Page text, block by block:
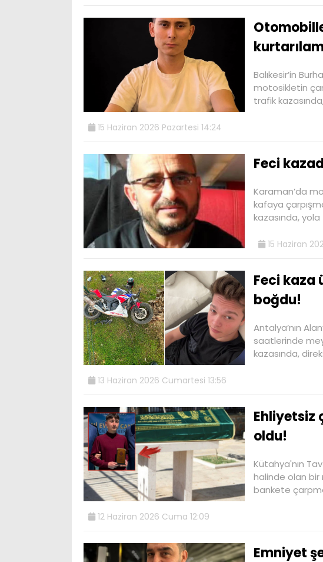
Balıkesir’in
motosikletin
trafik
15 Haziran 2026 Pazartesi 14:24
Feci
Karaman’da
kafaya
kazasında, yola
15 Haziran
Feci kaza
boğdu!
Antalya’nın
saatlerinde
kazasında,
13 Haziran 2026 Cumartesi 13:56
Ehliyetsiz
oldu!
Kütahya'nın
halinde olan bir
bankete
12 Haziran 2026 Cuma 12:09
Emniyet